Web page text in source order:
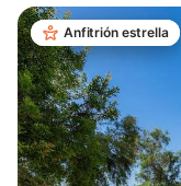
Anfitrión estrella